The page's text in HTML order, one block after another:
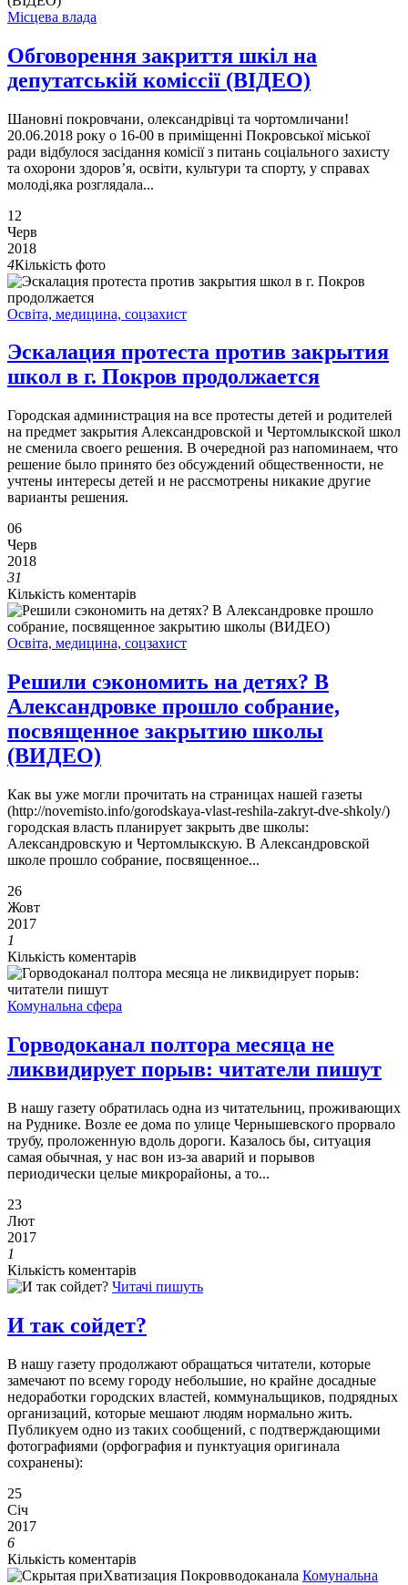
Місцева влада
Обговорення закриття шкіл на
депутатській коміссії (ВІДЕО)
Шановні покровчани, олександрівці та чортомличани!
20.06.2018 року о 16-00 в приміщенні Покровської міської
ради відбулося засідання комісії з питань соціального захисту
та охорони здоров’я, освіти, культури та спорту, у справах
молоді,яка розглядала...
12
Черв
2018
4Кількість фото
Освіта, медицина, соцзахист
Эскалация протеста против закрытия
школ в г. Покров продолжается
Городская администрация на все протесты детей и родителей
на предмет закрытия Александровской и Чертомлыкской школ
не сменила своего решения. В очередной раз напоминаем, что
решение было принято без обсуждений общественности, не
учтены интересы детей и не рассмотрены никакие другие
варианты решения.
06
Черв
2018
31
Кількість коментарів
Освіта, медицина, соцзахист
Решили сэкономить на детях? В
Александровке прошло собрание,
посвященное закрытию школы
(ВИДЕО)
Как вы уже могли прочитать на страницах нашей газеты
(http://novemisto.info/gorodskaya-vlast-reshila-zakryt-dve-shkoly/)
городская власть планирует закрыть две школы:
Александровскую и Чертомлыкскую. В Александровской
школе прошло собрание, посвященное...
26
Жовт
2017
1
Кількість коментарів
Комунальна сфера
Горводоканал полтора месяца не
ликвидирует порыв: читатели пишут
В нашу газету обратилась одна из читательниц, проживающих
на Руднике. Возле ее дома по улице Чернышевского прорвало
трубу, проложенную вдоль дороги. Казалось бы, ситуация
самая обычная, у нас вон из-за аварий и порывов
периодически целые микрорайоны, а то...
23
Лют
2017
1
Кількість коментарів
Читачі пишуть
И так сойдет?
В нашу газету продолжают обращаться читатели, которые
замечают по всему городу небольшие, но крайне досадные
недоработки городских властей, коммунальщиков, подрядных
организаций, которые мешают людям нормально жить.
Публикуем одно из таких сообщений, с подтверждающими
фотографиями (орфография и пунктуация оригинала
сохранены):
25
Січ
2017
6
Кількість коментарів
Комунальна